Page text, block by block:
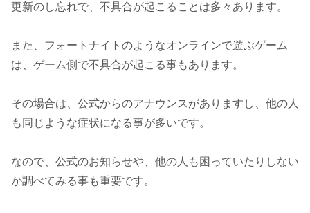
更新のし忘れで、不具合が起こることは多々あります。
また、フォートナイトのようなオンラインで遊ぶゲーム
は、ゲーム側で不具合が起こる事もあります。
その場合は、公式からのアナウンスがありますし、他の人
も同じような症状になる事が多いです。
なので、公式のお知らせや、他の人も困っていたりしない
か調べてみる事も重要です。